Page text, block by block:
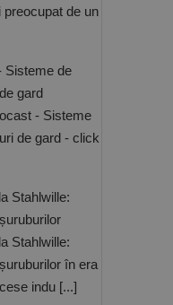
de un
Sisteme de
gard
- Sisteme
de gard - click
Stahlwille:
Stahlwille:
în era
indu [...]
_ga_DLLLWQBGGX
Nume